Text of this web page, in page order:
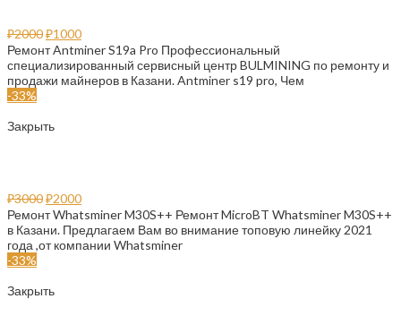
₽2000₽1000
Ремонт Antminer S19a Pro Профессиональный
специализированный сервисный центр BULMINING по ремонту и
продажи майнеров в Казани. Antminer s19 pro, Чем
-33%
Закрыть
₽3000₽2000
Ремонт Whatsminer M30S++ Ремонт MicroBT Whatsminer M30S++
в Казани. Предлагаем Вам во внимание топовую линейку 2021
года ,от компании Whatsminer
-33%
Закрыть